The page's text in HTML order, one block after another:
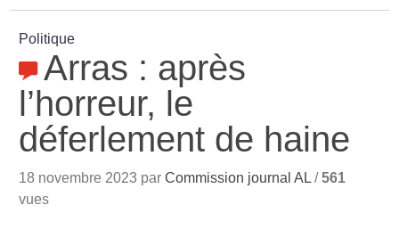
Politique
Arras : après
l’horreur, le
déferlement de haine
18 novembre 2023 parCommission journal AL /561
vues